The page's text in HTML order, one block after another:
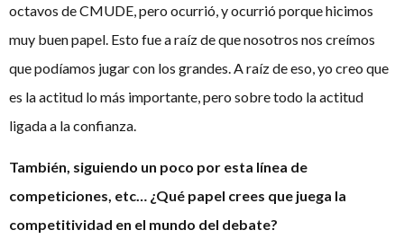
octavos de CMUDE, pero ocurrió, y ocurrió porque hicimos
muy buen papel. Esto fue a raíz de que nosotros nos creímos
que podíamos jugar con los grandes. A raíz de eso, yo creo que
es la actitud lo más importante, pero sobre todo la actitud
ligada a la confianza.
También, siguiendo un poco por esta línea de
competiciones, etc… ¿Qué papel crees que juega la
competitividad en el mundo del debate?